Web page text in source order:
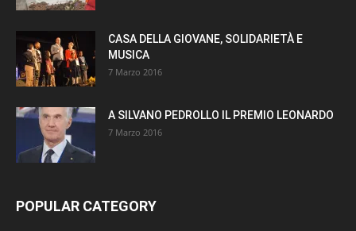
CASA DELLA GIOVANE, SOLIDARIETÀ E
MUSICA
7 Marzo 2016
A SILVANO PEDROLLO IL PREMIO LEONARDO
7 Marzo 2016
POPULAR CATEGORY